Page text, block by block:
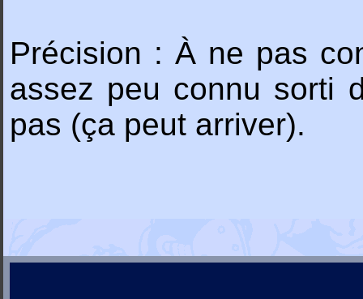
Précision : À ne pas
assez peu connu sorti
pas (ça peut arriver).